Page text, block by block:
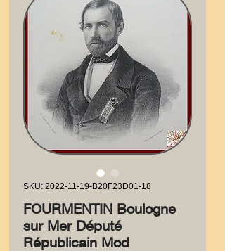
SKU: 2022-11-19-B20F23D01-18
FOURMENTIN Boulogne
sur Mer Député
Républicain Mod